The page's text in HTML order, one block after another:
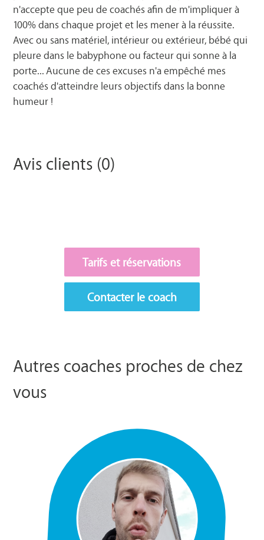
n'accepte que peu de coachés afin de m'impliquer à
100% dans chaque projet et les mener à la réussite.
Avec ou sans matériel, intérieur ou extérieur, bébé qui
pleure dans le babyphone ou facteur qui sonne à la
porte... Aucune de ces excuses n'a empêché mes
coachés d'atteindre leurs objectifs dans la bonne
humeur !
Avis clients (0)
Tarifs et réservations
Contacter le coach
Autres coaches proches de chez
vous